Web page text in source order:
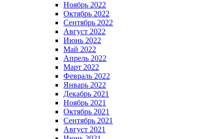
Ноябрь 2022
Октябрь 2022
Сентябрь 2022
Август 2022
Июнь 2022
Май 2022
Апрель 2022
Март 2022
Февраль 2022
Январь 2022
Декабрь 2021
Ноябрь 2021
Октябрь 2021
Сентябрь 2021
Август 2021